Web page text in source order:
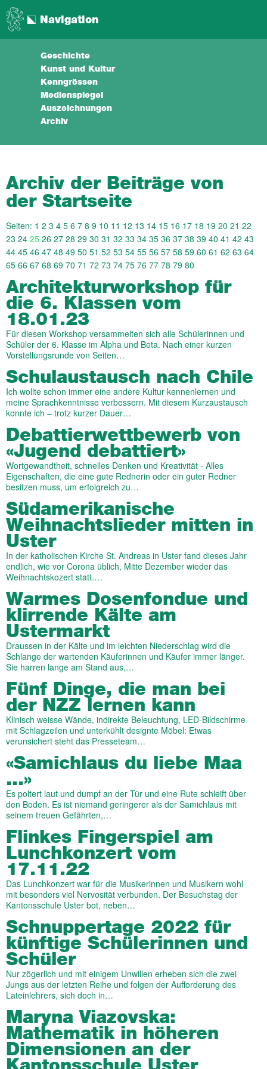
Navigation
Geschichte
Kunst und Kultur
Kenngrössen
Medienspiegel
Auszeichnungen
Archiv
Archiv der Beiträge von
der Startseite
Seiten: 1 2 3 4 5 6 7 8 9 10 11 12 13 14 15 16 17 18 19 20 21 22
23 24 25 26 27 28 29 30 31 32 33 34 35 36 37 38 39 40 41 42 43
44 45 46 47 48 49 50 51 52 53 54 55 56 57 58 59 60 61 62 63 64
65 66 67 68 69 70 71 72 73 74 75 76 77 78 79 80
Architektur­work­shop für
die 6. Klassen vom
18.01.23
Für diesen Workshop versammelten sich alle Schülerinnen und
Schüler der 6. Klasse im Alpha und Beta. Nach einer kurzen
Vorstellungsrunde von Seiten…
Schulaustausch nach Chile
Ich wollte schon immer eine andere Kultur kennenlernen und
meine Sprachkenntnisse verbessern. Mit diesem Kurzaustausch
konnte ich – trotz kurzer Dauer…
Debattierwettbewerb von
«Jugend debattiert»
Wortgewandtheit, schnelles Denken und Kreativität - Alles
Eigenschaften, die eine gute Rednerin oder ein guter Redner
besitzen muss, um erfolgreich zu…
Südamerikanische
Weihnachtslieder mitten in
Uster
In der katholischen Kirche St. Andreas in Uster fand dieses Jahr
endlich, wie vor Corona üblich, Mitte Dezember wieder das
Weihnachtskozert statt.…
Warmes Dosenfondue und
klirrende Kälte am
Ustermarkt
Draussen in der Kälte und im leichten Niederschlag wird die
Schlange der wartenden Käuferinnen und Käufer immer länger.
Sie harren lange am Stand aus,…
Fünf Dinge, die man bei
der NZZ lernen kann
Klinisch weisse Wände, indirekte Beleuchtung, LED-Bildschirme
mit Schlagzeilen und unterkühlt designte Möbel: Etwas
verunsichert steht das Presseteam…
«Samichlaus du liebe Maa
…»
Es poltert laut und dumpf an der Tür und eine Rute schleift über
den Boden. Es ist niemand geringerer als der Samichlaus mit
seinem treuen Gefährten,…
Flinkes Fingerspiel am
Lunchkonzert vom
17.11.22
Das Lunchkonzert war für die Musikerinnen und Musikern wohl
mit besonders viel Nervosität verbunden. Der Besuchstag der
Kantonsschule Uster bot, neben…
Schnuppertage 2022 für
künftige Schülerinnen und
Schüler
Nur zögerlich und mit einigem Unwillen erheben sich die zwei
Jungs aus der letzten Reihe und folgen der Aufforderung des
Lateinlehrers, sich doch in…
Maryna Viazovska:
Mathematik in höheren
Dimensionen an der